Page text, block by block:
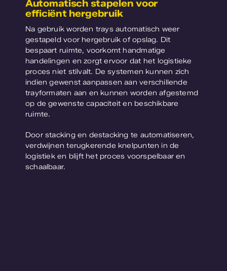
Automatisch stapelen voor
efficiënt hergebruik
Na gebruik worden trays automatisch weer
gestapeld voor hergebruik of opslag. Dit
bespaart ruimte, voorkomt handmatige
handelingen en zorgt ervoor dat het logistieke
proces niet stilvalt. De systemen kunnen zich
indien gewenst aanpassen aan verschillende
trayformaten aan en kunnen worden afgestemd
op de gewenste capaciteit en beschikbare
ruimte.
Door stacking en destacking te automatiseren,
verdwijnen terugkerende knelpunten in de
logistiek en blijft het proces voorspelbaar en
schaalbaar.